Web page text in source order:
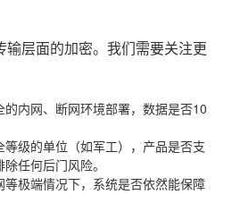
输层面的加密。我们需要关注更
的内网、断网环境部署，数据是否10
等级的单位（如军工），产品是否支
任何后门风险。
等极端情况下，系统是否依然能保障